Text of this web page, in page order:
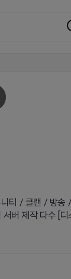
/ 클랜 / 방송 /
버 제작 다수 [디